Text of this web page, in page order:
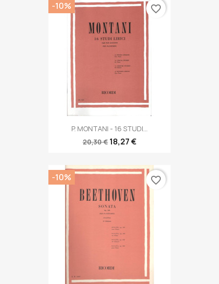
P. MONTANI - 16 STUDI...
20,30 € 18,27 €
-10% favorite_border
-10% favorite_border